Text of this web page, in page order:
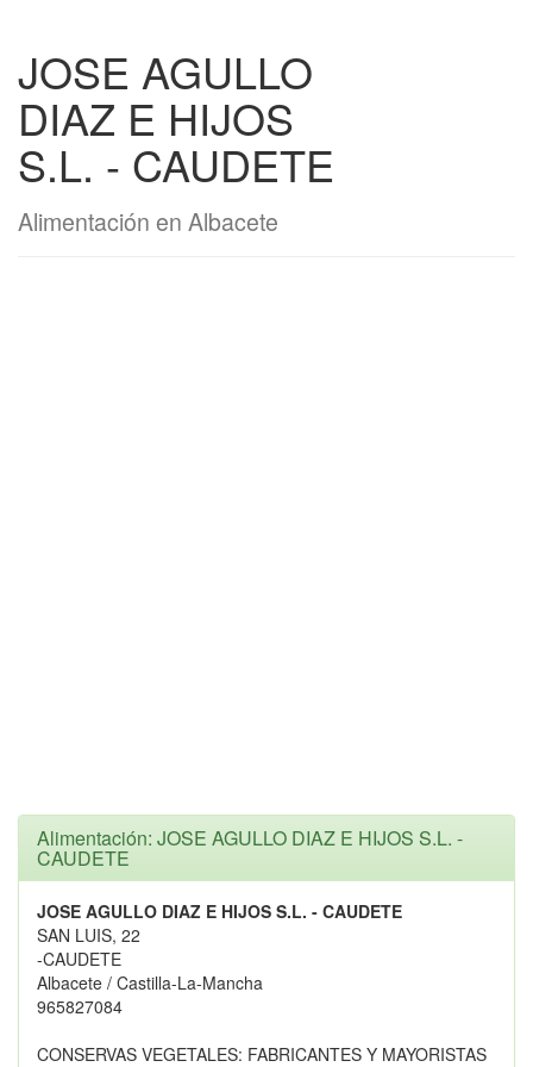
JOSE AGULLO
DIAZ E HIJOS
S.L. - CAUDETE
Alimentación en Albacete
Alimentación: JOSE AGULLO DIAZ E HIJOS S.L. -
CAUDETE
JOSE AGULLO DIAZ E HIJOS S.L. - CAUDETE
SAN LUIS, 22
-CAUDETE
Albacete / Castilla-La-Mancha
965827084
CONSERVAS VEGETALES: FABRICANTES Y MAYORISTAS